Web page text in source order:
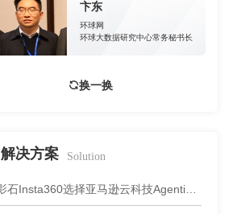
卞东
环球网
环球大数据研究中心常务秘书长
换一换
解决方案 Solution
影石Insta360选择亚马逊云科技Agentic AI 正式发布一站式智能成片应用